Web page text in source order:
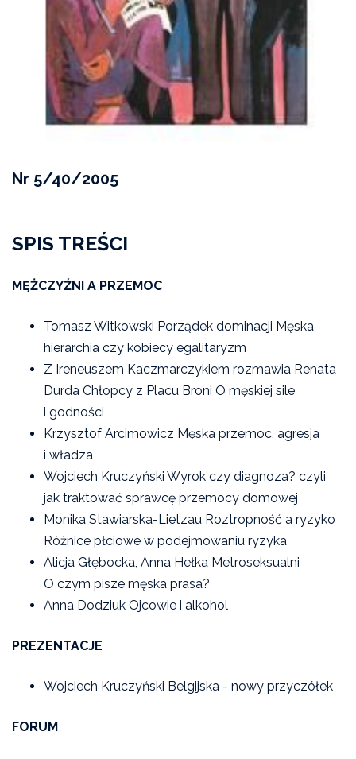
Nr 5/40/2005
SPIS TREŚCI
MĘŻCZYŹNI A PRZEMOC
Tomasz Witkowski Porządek dominacji Męska
hierarchia czy kobiecy egalitaryzm
Z Ireneuszem Kaczmarczykiem rozmawia Renata
Durda Chłopcy z Placu Broni O męskiej sile
i godności
Krzysztof Arcimowicz Męska przemoc, agresja
i władza
Wojciech Kruczyński Wyrok czy diagnoza? czyli
jak traktować sprawcę przemocy domowej
Monika Stawiarska-Lietzau Roztropność a ryzyko
Różnice płciowe w podejmowaniu ryzyka
Alicja Głębocka, Anna Hełka Metroseksualni
O czym pisze męska prasa?
Anna Dodziuk Ojcowie i alkohol
PREZENTACJE
Wojciech Kruczyński Belgijska - nowy przyczółek
FORUM